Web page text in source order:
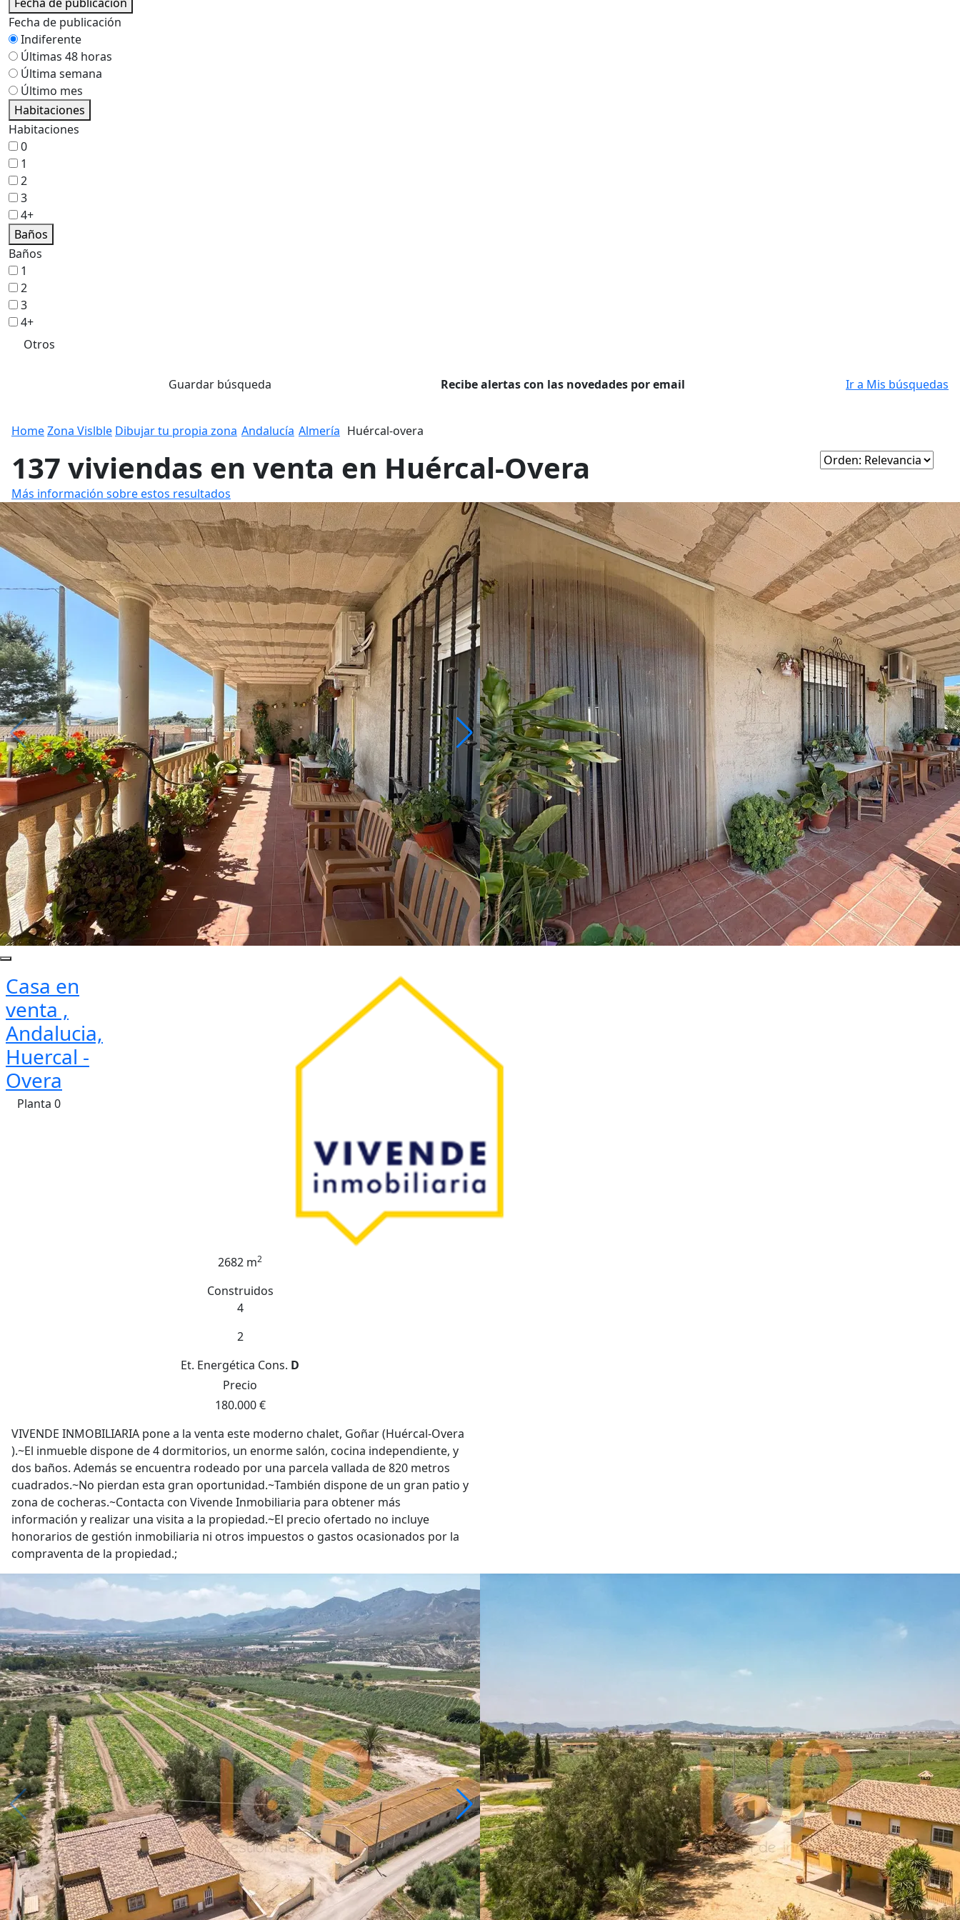
Fecha de publicación
Indiferente
Últimas 48 horas
Última semana
Último mes
Habitaciones
Habitaciones
0
1
2
3
4+
Baños
Baños
1
2
3
4+
Otros
Guardar búsqueda Recibe alertas con las novedades por email Ir a Mis búsquedas
HomeZona Vislble Dibujar tu propia zona Andalucía Almería Huércal-overa
137 viviendas en venta en Huércal-Overa
Más información sobre estos resultados
Casa en
venta ,
Andalucia,
Huercal -
Overa
Planta 0
2682 m2
Construidos
4
2
Et. Energética Cons. D
Precio
180.000 €
VIVENDE INMOBILIARIA pone a la venta este moderno chalet, Goñar (Huércal-Overa
).~El inmueble dispone de 4 dormitorios, un enorme salón, cocina independiente, y
dos baños. Además se encuentra rodeado por una parcela vallada de 820 metros
cuadrados.~No pierdan esta gran oportunidad.~También dispone de un gran patio y
zona de cocheras.~Contacta con Vivende Inmobiliaria para obtener más
información y realizar una visita a la propiedad.~El precio ofertado no incluye
honorarios de gestión inmobiliaria ni otros impuestos o gastos ocasionados por la
compraventa de la propiedad.;